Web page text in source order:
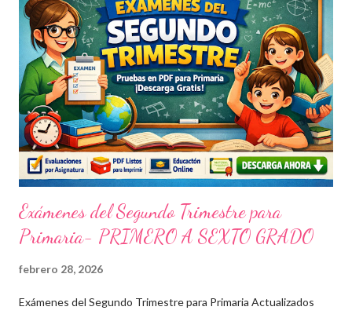
Exámenes del Segundo Trimestre para
Primaria- PRIMERO A SEXTO GRADO
febrero 28, 2026
Exámenes del Segundo Trimestre para Primaria Actualizados